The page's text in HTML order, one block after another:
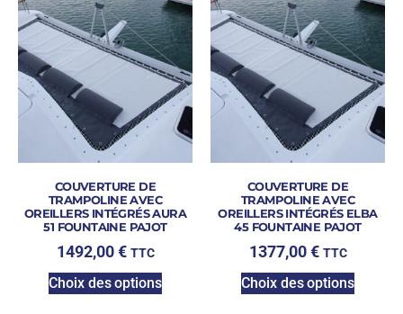
COUVERTURE DE
TRAMPOLINE AVEC
OREILLERS INTÉGRÉS AURA
51 FOUNTAINE PAJOT
1492,00€ TTC
Choix des options
COUVERTURE DE
TRAMPOLINE AVEC
OREILLERS INTÉGRÉS ELBA
45 FOUNTAINE PAJOT
1377,00€ TTC
Choix des options